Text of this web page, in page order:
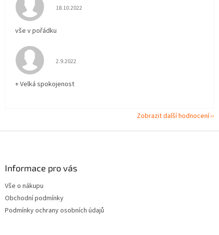
Hodnocení obchodu je 5 z 5 hvězdiček.
18.10.2022
vše v pořádku
Hodnocení obchodu je 5 z 5 hvězdiček.
2.9.2022
+ Velká spokojenost
Zobrazit další hodnocení
Informace pro vás
Vše o nákupu
Obchodní podmínky
Podmínky ochrany osobních údajů